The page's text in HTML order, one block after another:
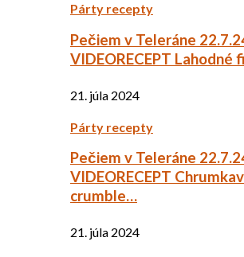
Párty recepty
Pečiem v Teleráne
VIDEORECEPT
21. júla 2024
Párty recepty
Pečiem v Teleráne
VIDEORECEPT
crumble…
21. júla 2024